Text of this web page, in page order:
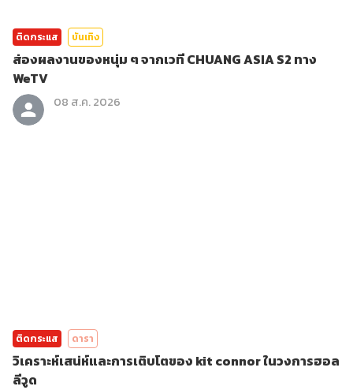
ติดกระแส บันเทิง
ส่องผลงานของหนุ่ม ๆ จากเวที CHUANG ASIA S2 ทาง
WeTV
08 ส.ค. 2026
ติดกระแส ดารา
วิเคราะห์เสน่ห์และการเติบโตของ kit connor ในวงการฮอล
ลีวูด